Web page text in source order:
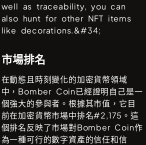
well as traceability, you can
also hunt for other NFT items
like decorations.&#34;
市場排名
在動態且時刻變化的加密貨幣領域
中， Bomber Coin已經證明自己是一
個強大的參與者。根據其市值，它目
前在加密貨幣市場中排名#2,175 。這
個排名反映了市場對Bomber Coin作
為一種可行的數字資產的信任和信